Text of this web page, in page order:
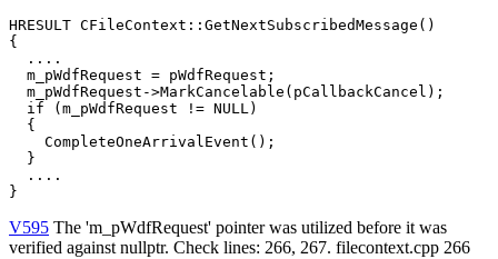
HRESULT CFileContext::GetNextSubscribedMessage()
{
  ....
  m_pWdfRequest = pWdfRequest;
  m_pWdfRequest->MarkCancelable(pCallbackCancel);
  if (m_pWdfRequest != NULL)
  {
    CompleteOneArrivalEvent();
  }
  ....
}
V595 The 'm_pWdfRequest' pointer was utilized before it was
verified against nullptr. Check lines: 266, 267. filecontext.cpp 266